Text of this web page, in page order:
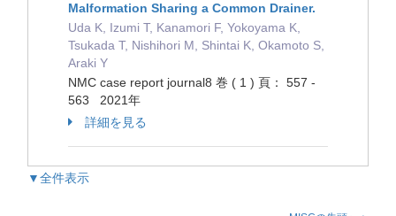
Malformation Sharing a Common Drainer.
Uda K, Izumi T, Kanamori F, Yokoyama K,
Tsukada T, Nishihori M, Shintai K, Okamoto S,
Araki Y
NMC case report journal8 巻 ( 1 ) 頁： 557 -
563 2021年
詳細を見る
▼全件表示